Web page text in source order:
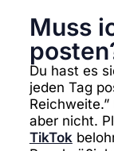
Muss
Du hast es
jeden Tag
aber nicht.
TikTok